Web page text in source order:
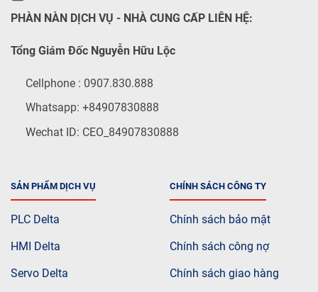
PHÀN NÀN DỊCH VỤ - NHÀ CUNG CẤP LIÊN HỆ:
Tổng Giám Đốc Nguyễn Hữu Lộc
Cellphone : 0907.830.888
Whatsapp: +84907830888
Wechat ID: CEO_84907830888
SẢN PHẨM DỊCH VỤ
PLC Delta
HMI Delta
Servo Delta
CHÍNH SÁCH CÔNG TY
Chính sách bảo mật
Chính sách công nợ
Chính sách giao hàng